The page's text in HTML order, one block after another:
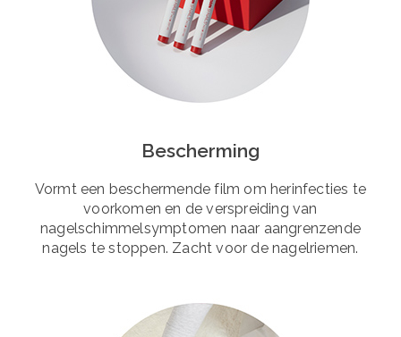
Bescherming
Vormt een beschermende film om herinfecties te
voorkomen en de verspreiding van
nagelschimmelsymptomen naar aangrenzende
nagels te stoppen. Zacht voor de nagelriemen.